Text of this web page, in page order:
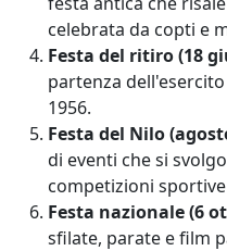
celebrata da copti e
Festa del ritiro (18
partenza
1956.
Festa del Nilo
di eventi che si
competizioni
Festa nazionale (6
sfilate, parate e film